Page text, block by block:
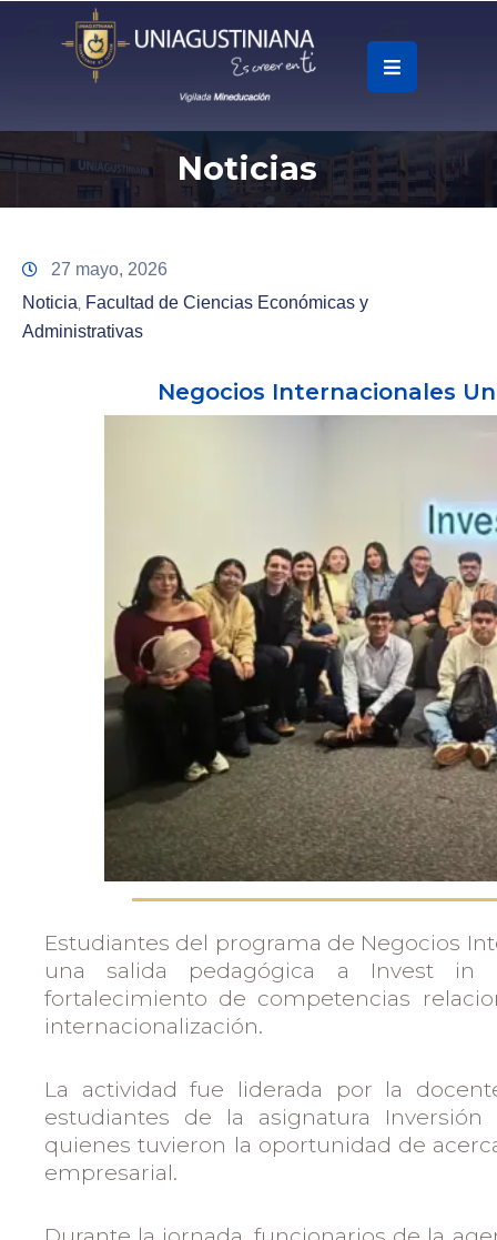
Accesos
Universidad
Investigaciones
Universitaria
Noticias
27 mayo, 2026
Noticia‚ Facultad de Ciencias Económicas y
Administrativas
Negocios Internacionales
Estudiantes del programa de Negocios
una salida pedagógica a Invest in
fortalecimiento de competencias
internacionalización.
La actividad fue liderada por la
estudiantes de la asignatura Inversión
quienes tuvieron la oportunidad de
empresarial.